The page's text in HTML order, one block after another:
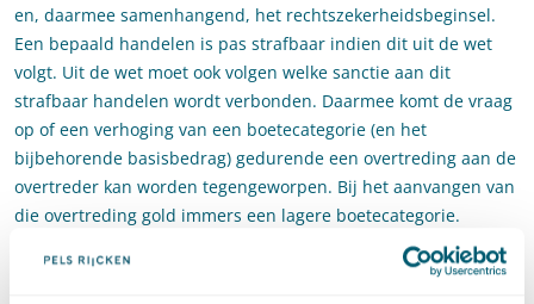
en, daarmee samenhangend, het rechtszekerheidsbeginsel.
Een bepaald handelen is pas strafbaar indien dit uit de wet
volgt. Uit de wet moet ook volgen welke sanctie aan dit
strafbaar handelen wordt verbonden. Daarmee komt de vraag
op of een verhoging van een boetecategorie (en het
bijbehorende basisbedrag) gedurende een overtreding aan de
overtreder kan worden tegengeworpen. Bij het aanvangen van
die overtreding gold immers een lagere boetecategorie.
Voortdurende overtreding